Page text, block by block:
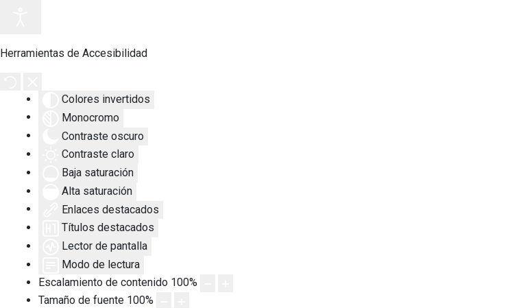
Herramientas de Accesibilidad
Colores invertidos
Monocromo
Contraste oscuro
Contraste claro
Baja saturación
Alta saturación
Enlaces destacados
Títulos destacados
Lector de pantalla
Modo de lectura
Escalamiento de contenido 100%
Tamaño de fuente 100%